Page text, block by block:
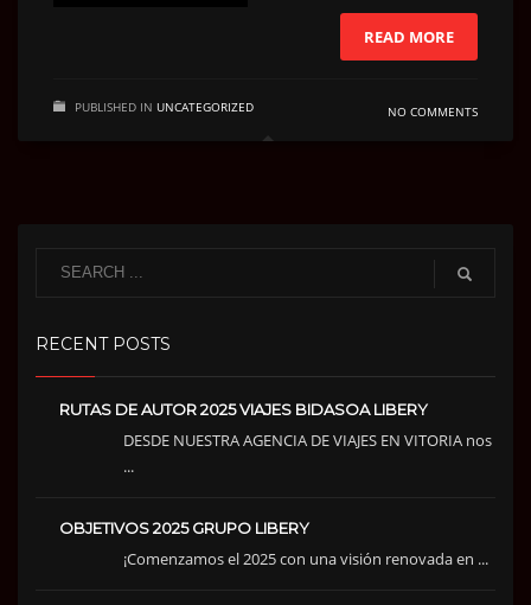
READ MORE
PUBLISHED IN UNCATEGORIZED NO COMMENTS
RECENT POSTS
RUTAS DE AUTOR 2025 VIAJES BIDASOA LIBERY
DESDE NUESTRA AGENCIA DE VIAJES EN VITORIA nos
...
OBJETIVOS 2025 GRUPO LIBERY
¡Comenzamos el 2025 con una visión renovada en ...